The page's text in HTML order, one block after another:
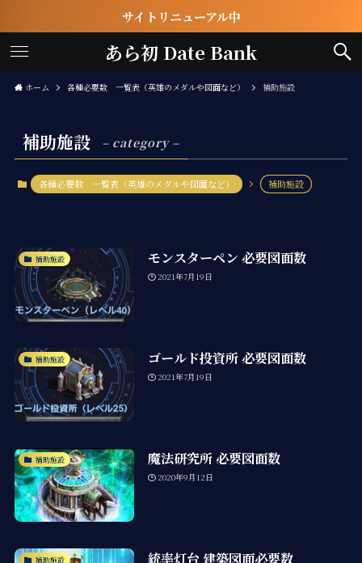
サイトリニューアル中
あら初 Date Bank
ホーム 各種必要数 一覧表（英雄のメダルや図面など） 補助施設
補助施設 – category –
各種必要数 一覧表（英雄のメダルや図面など） 補助施設
補助施設 モンスターペン 必要図面数
2021年7月19日
補助施設 ゴールド投資所 必要図面数
2021年7月19日
補助施設 魔法研究所 必要図面数
2020年9月12日
補助施設 統率灯台 建築図面必要数